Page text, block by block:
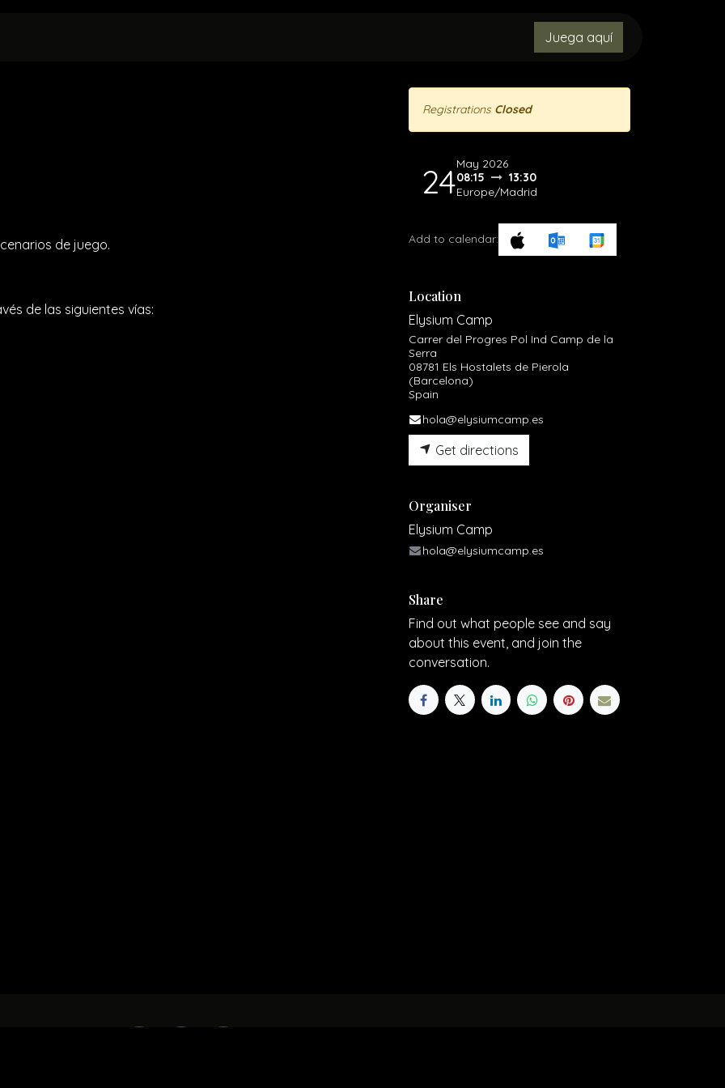
OBJETOS PERDIDOS
Juega aquí
de juego.
de las siguientes vías:
Registrations Closed
24May 2026
08:15
13:30
Europe/Madrid
Add to calendar:
Location
Elysium Camp
Carrer del Progres Pol Ind Camp de la
Serra
08781 Els Hostalets de Pierola
(Barcelona)
Spain
hola@elysiumcamp.es
Get directions
Organiser
Elysium Camp
hola@elysiumcamp.es
Share
Find out what people see and say
about this event, and join the
conversation.